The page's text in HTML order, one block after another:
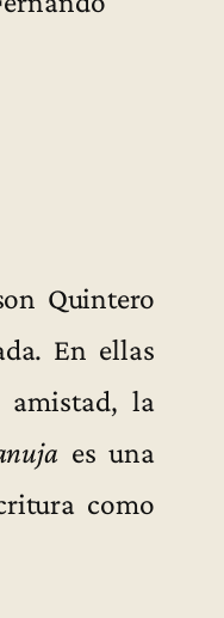
Quintero
En ellas
la
es una
como